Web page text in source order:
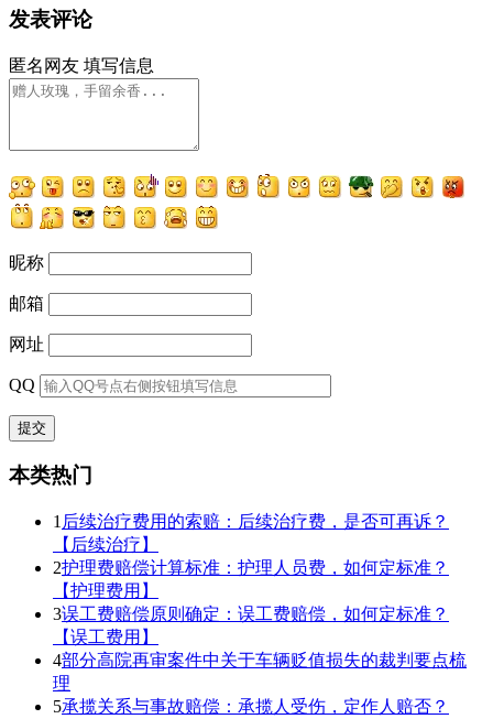
发表评论
匿名网友 填写信息
昵称
邮箱
网址
QQ
本类热门
1 后续治疗费用的索赔：后续治疗费，是否可再诉？
【后续治疗】
2护理费赔偿计算标准：护理人员费，如何定标准？
【护理费用】
3误工费赔偿原则确定：误工费赔偿，如何定标准？
【误工费用】
4部分高院再审案件中关于车辆贬值损失的裁判要点梳
理
5承揽关系与事故赔偿：承揽人受伤，定作人赔否？